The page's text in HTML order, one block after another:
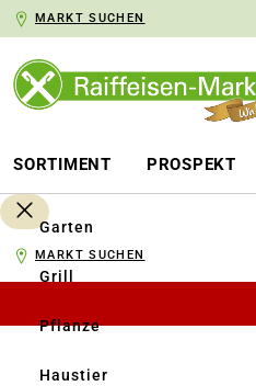
Zur
MARKT SUCHEN
SORTIMENT PROSPEKT
Garten
Grill
Pflanze
Haustier
MARKT SUCHEN